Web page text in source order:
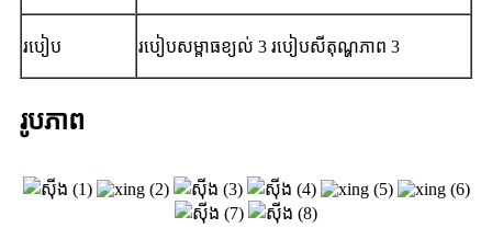
របៀប របៀបសម្ពាធខ្យល់ 3 របៀបសីតុណ្ហភាព 3
រូបភាព